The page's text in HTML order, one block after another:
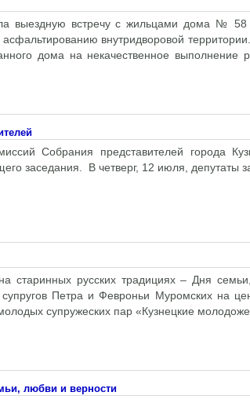
выездную встречу с жильцами дома №
внутридворовой
дома на некачественное выполнение
Собрания представителей города
заседания. В четверг, 12 июля, депутаты
старинных русских традициях – Дня
Петра и Февроньи Муромских на
супружеских пар «Кузнецкие
любви и верности